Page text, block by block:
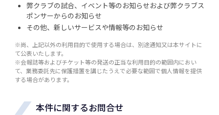
弊クラブの試合、イベント等のお知らせおよび弊クラブス
ポンサーからのお知らせ
その他、新しいサービスや情報等のお知らせ
※尚、上記以外の利用目的で使用する場合は、別途通知又は本サイトに
て公表いたします。
※会報誌等およびチケット等の発送の正当な利用目的の範囲内におい
て、業務委託先に保護措置を講じたうえで必要な範囲で個人情報を提供
する場合があります。
本件に関するお問合せ